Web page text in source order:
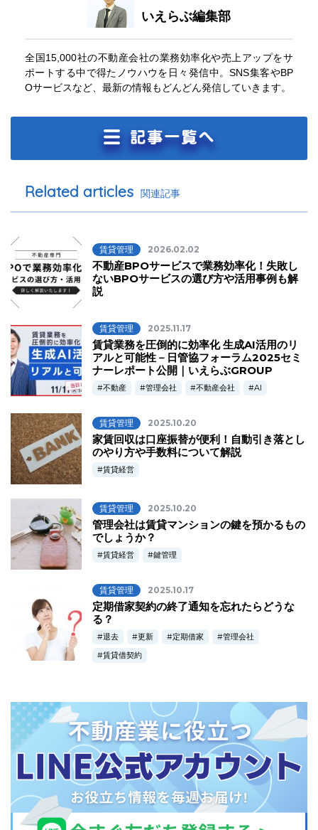
いえらぶ編集部
全国15,000社の不動産会社の業務効率化や売上アップをサ
ポートする中で得たノウハウを日々発信中。SNS集客やBP
Oサービスなど、最新の情報もどんどん発信していきます。
Related articles 関連記事
賃貸管理 2026.02.02
不動産BPOサービスで業務効率化！失敗し
ないBPOサービスの選び方や活用事例も解
説
賃貸管理 2025.11.17
賃貸業務を圧倒的に効率化 生成AI活用のリ
アルと可能性－日管協フォーラム2025セミ
ナーレポート公開｜いえらぶGROUP
不動産 管理会社 不動産会社 AI
賃貸管理 2025.10.20
家賃回収は口座振替が便利！自動引き落とし
のやり方や手数料について解説
賃貸経営
賃貸管理 2025.10.20
管理会社は賃貸マンションの鍵を預かるもの
でしょうか？
賃貸経営 鍵管理
賃貸管理 2025.10.17
定期借家契約の終了通知を忘れたらどうな
る？
退去 更新 定期借家
管理会社
賃貸借契約